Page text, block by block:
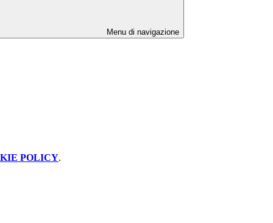
Menu di navigazione
POLICY.